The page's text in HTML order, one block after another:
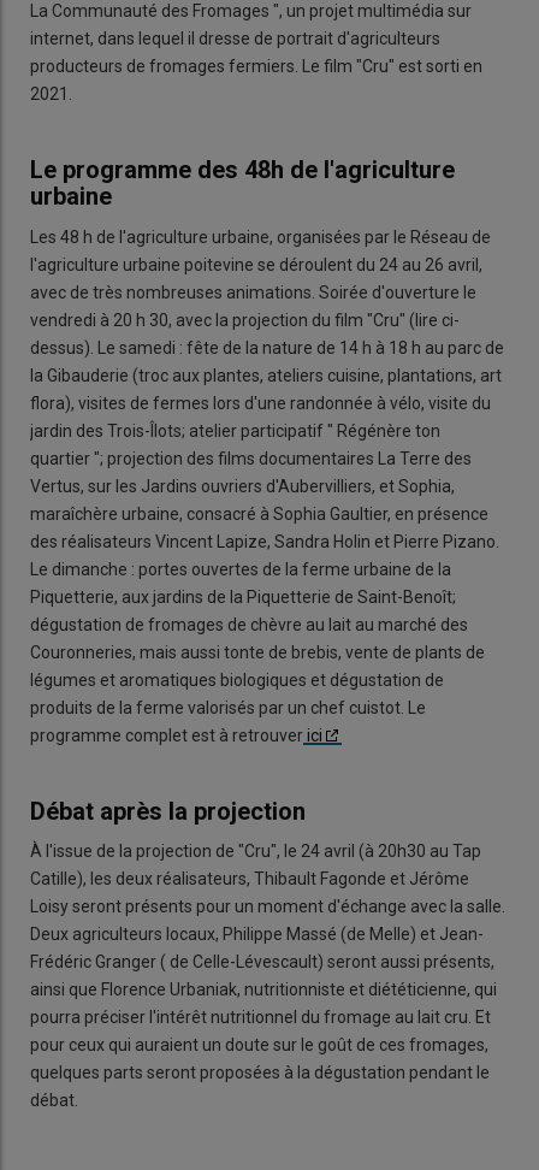
La Communauté des Fromages ", un projet multimédia sur
internet, dans lequel il dresse de portrait d'agriculteurs
producteurs de fromages fermiers. Le film "Cru" est sorti en
2021.
Le programme des 48h de l'agriculture
urbaine
Les 48 h de l'agriculture urbaine, organisées par le Réseau de
l'agriculture urbaine poitevine se déroulent du 24 au 26 avril,
avec de très nombreuses animations. Soirée d'ouverture le
vendredi à 20 h 30, avec la projection du film "Cru" (lire ci-
dessus). Le samedi : fête de la nature de 14 h à 18 h au parc de
la Gibauderie (troc aux plantes, ateliers cuisine, plantations, art
flora), visites de fermes lors d'une randonnée à vélo, visite du
jardin des Trois-Îlots; atelier participatif " Régénère ton
quartier "; projection des films documentaires La Terre des
Vertus, sur les Jardins ouvriers d'Aubervilliers, et Sophia,
maraîchère urbaine, consacré à Sophia Gaultier, en présence
des réalisateurs Vincent Lapize, Sandra Holin et Pierre Pizano.
Le dimanche : portes ouvertes de la ferme urbaine de la
Piquetterie, aux jardins de la Piquetterie de Saint-Benoît;
dégustation de fromages de chèvre au lait au marché des
Couronneries, mais aussi tonte de brebis, vente de plants de
légumes et aromatiques biologiques et dégustation de
produits de la ferme valorisés par un chef cuistot. Le
programme complet est à retrouverici
Débat après la projection
À l'issue de la projection de "Cru", le 24 avril (à 20h30 au Tap
Catille), les deux réalisateurs, Thibault Fagonde et Jérôme
Loisy seront présents pour un moment d'échange avec la salle.
Deux agriculteurs locaux, Philippe Massé (de Melle) et Jean-
Frédéric Granger ( de Celle-Lévescault) seront aussi présents,
ainsi que Florence Urbaniak, nutritionniste et diététicienne, qui
pourra préciser l'intérêt nutritionnel du fromage au lait cru. Et
pour ceux qui auraient un doute sur le goût de ces fromages,
quelques parts seront proposées à la dégustation pendant le
débat.